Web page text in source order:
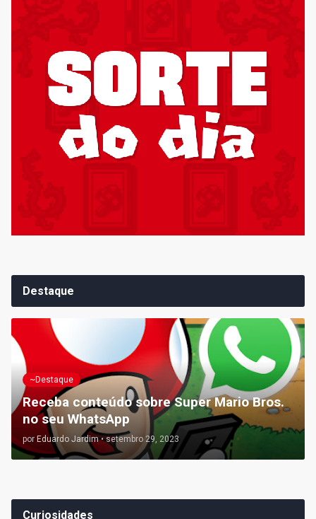
Destaque
~Destaque
Receba conteúdo sobre Super Mario Bros.
no seu WhatsApp
por Eduardo Jardim • setembro 29, 2023
Curiosidades